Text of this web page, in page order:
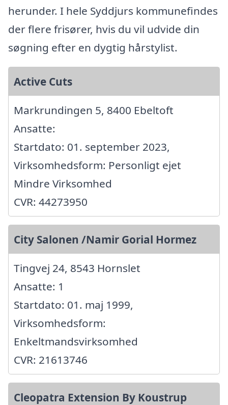
herunder. I hele Syddjurs kommunefindes
der flere frisører, hvis du vil udvide din
søgning efter en dygtig hårstylist.
Active Cuts
Markrundingen 5, 8400 Ebeltoft
Ansatte:
Startdato: 01. september 2023,
Virksomhedsform: Personligt ejet
Mindre Virksomhed
CVR: 44273950
City Salonen /Namir Gorial Hormez
Tingvej 24, 8543 Hornslet
Ansatte: 1
Startdato: 01. maj 1999,
Virksomhedsform:
Enkeltmandsvirksomhed
CVR: 21613746
Cleopatra Extension By Koustrup